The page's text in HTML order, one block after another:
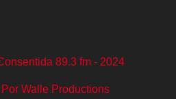
89.3 fm - 2024
Walle Productions